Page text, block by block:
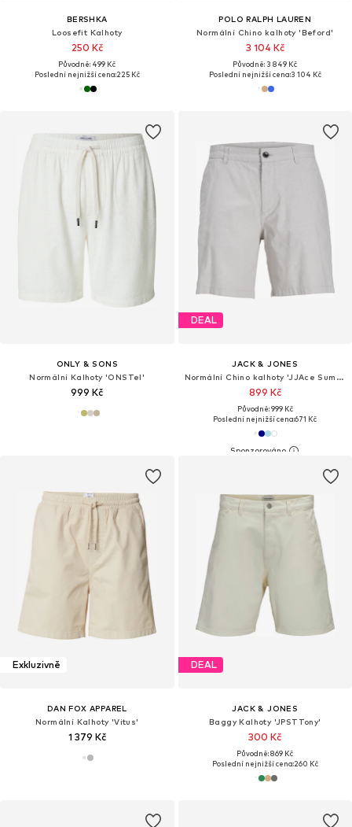
BERSHKA
Loosefit Kalhoty
250 Kč
Původně: 499 Kč
Poslední nejnižší cena:225 Kč
POLO RALPH LAUREN
Normální Chino kalhoty 'Beford'
3 104 Kč
Původně: 3 849 Kč
Poslední nejnižší cena:3 104 Kč
ONLY & SONS
Normální Kalhoty 'ONSTel'
999 Kč
DEAL
JACK & JONES
Normální Chino kalhoty 'JJAce Summer'
899 Kč
Původně: 999 Kč
Poslední nejnižší cena:671 Kč
Exkluzivně
DAN FOX APPAREL
Normální Kalhoty 'Vitus'
1 379 Kč
DEAL
JACK & JONES
Baggy Kalhoty 'JPSTTony'
300 Kč
Původně: 869 Kč
Poslední nejnižší cena:260 Kč